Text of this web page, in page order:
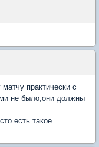
практически с
не было,они должны
есть такое